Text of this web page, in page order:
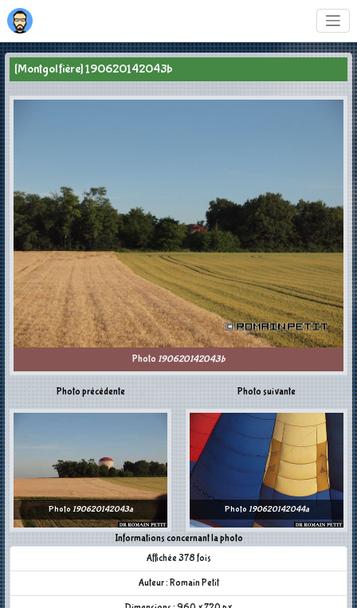
[Montgolfière] 190620142043b
Photo 190620142043b
Photo précédente
Photo 190620142043a
Informations concernant la photo
Affichée 378 fois
Auteur : Romain Petit
Photo suivante
Photo 190620142044a